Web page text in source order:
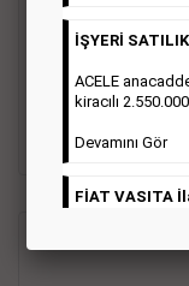
Sarı sayfa ilanlar
ifade edilebilen
etkilerler ve
İŞYERİ
ACELE
kiracılı
Devamını Gör
FİAT VASITA
2.800.000e